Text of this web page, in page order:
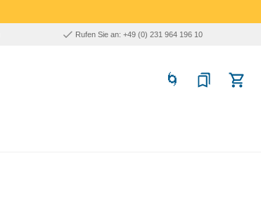
Rufen Sie an: +49 (0) 231 964 196 10